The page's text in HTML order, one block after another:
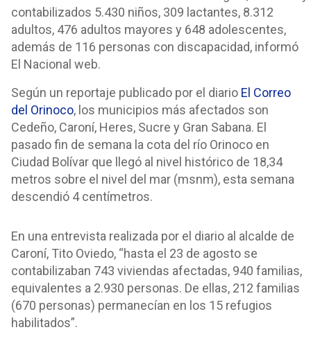
contabilizados 5.430 niños, 309 lactantes, 8.312
adultos, 476 adultos mayores y 648 adolescentes,
además de 116 personas con discapacidad, informó
El Nacional web.
Según un reportaje publicado por el diario El Correo
del Orinoco, los municipios más afectados son
Cedeño, Caroní, Heres, Sucre y Gran Sabana. El
pasado fin de semana la cota del río Orinoco en
Ciudad Bolívar que llegó al nivel histórico de 18,34
metros sobre el nivel del mar (msnm), esta semana
descendió 4 centímetros.
En una entrevista realizada por el diario al alcalde de
Caroní, Tito Oviedo, “hasta el 23 de agosto se
contabilizaban 743 viviendas afectadas, 940 familias,
equivalentes a 2.930 personas. De ellas, 212 familias
(670 personas) permanecían en los 15 refugios
habilitados”.